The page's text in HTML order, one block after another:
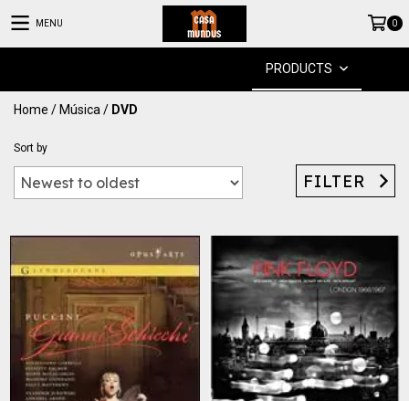
MENU 0
PRODUCTS
Home / Música / DVD
Sort by
FILTER